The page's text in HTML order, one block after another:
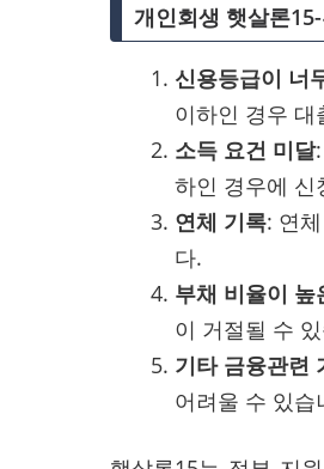
개인회생 햇살론
신용등급이 너
이하인 경우 대
소득 요건 미달
하인 경우에 신
연체 기록: 연
다.
부채 비율이 높
이 거절될 수
기타 금융관련
어려울 수 있습